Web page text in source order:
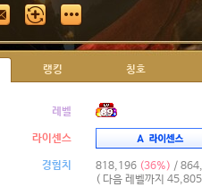
랭킹 칭호
레벨
라이센스
경험치 818,196 (36%) /
( 다음 레벨까지